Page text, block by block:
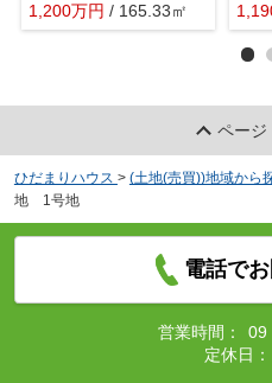
1,200万円 / 165.33㎡
ページ
ひだまりハウス > (土地(売買))地域から
地 1号地
電話で
営業時間：
09
定休日：